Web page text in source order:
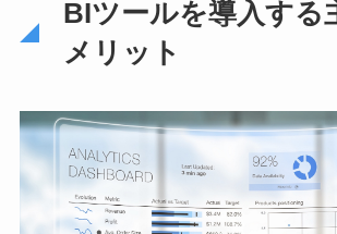
BIツールを導入する
メリット